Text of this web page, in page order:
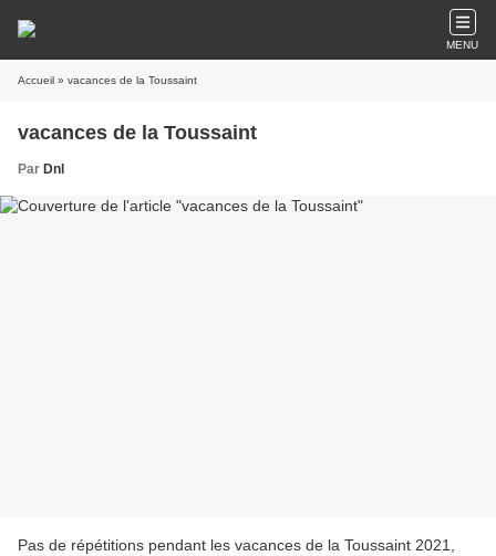
MENU
Accueil » vacances de la Toussaint
vacances de la Toussaint
Par Dnl
Pas de répétitions pendant les vacances de la Toussaint 2021,